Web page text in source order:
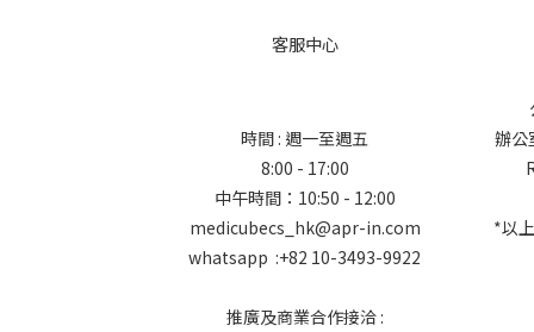
客服中心
時間 : 週一至週五
8:00 - 17:00
中午時間：10:50 - 12:00
medicubecs_hk@apr-in.com
whatsapp :+82 10-3493-9922
推廣及商業合作接洽 :
辦公
*以